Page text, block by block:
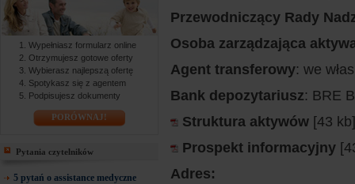
Wypełniasz formularz online
Otrzymujesz gotowe oferty
Wybierasz najlepszą ofertę
Spotykasz się z agentem
Podpisujesz dokumenty
PORÓWNAJ!
Pytania czytelników
5 pytań o assistance medyczne
Przewodniczący Rady
Osoba zarządzająca
Agent transferowy: we
Bank depozytariusz: BRE
Struktura aktywów [43 kb]
Prospekt informacyjny
Adres: